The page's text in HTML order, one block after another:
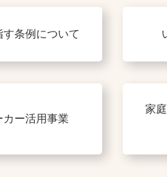
条例について
ー活用事業
家